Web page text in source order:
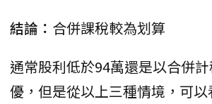
結論： 合併課稅較為划算
通常股利低於94萬還是以合併
優，但是從以上三種情境，可